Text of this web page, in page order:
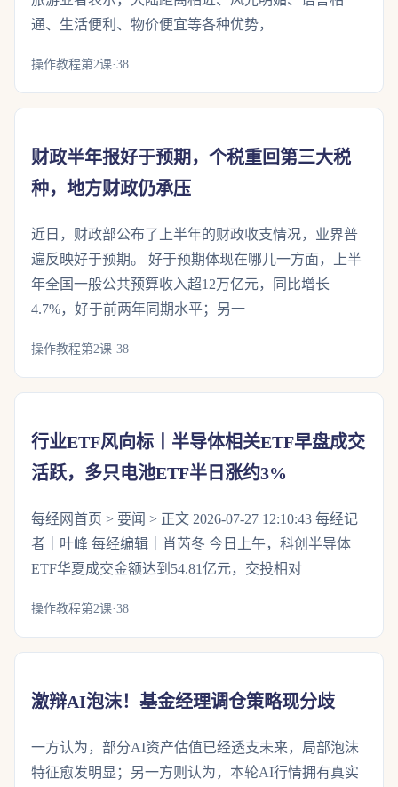
通、生活便利、物价便宜等各种优势，
操作教程第2课·38
财政半年报好于预期，个税重回第三大税
种，地方财政仍承压
近日，财政部公布了上半年的财政收支情况，业界普
遍反映好于预期。 好于预期体现在哪儿一方面，上半
年全国一般公共预算收入超12万亿元，同比增长
4.7%，好于前两年同期水平；另一
操作教程第2课·38
行业ETF风向标丨半导体相关ETF早盘成交
活跃，多只电池ETF半日涨约3%
每经网首页 > 要闻 > 正文 2026-07-27 12:10:43 每经记
者｜叶峰 每经编辑｜肖芮冬 今日上午，科创半导体
ETF华夏成交金额达到54.81亿元，交投相对
操作教程第2课·38
激辩AI泡沫！基金经理调仓策略现分歧
一方认为，部分AI资产估值已经透支未来，局部泡沫
特征愈发明显；另一方则认为，本轮AI行情拥有真实